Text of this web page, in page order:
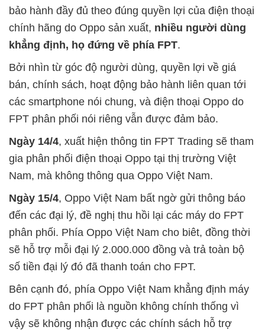
bảo hành đầy đủ theo đúng quyền lợi của điện thoại
chính hãng do Oppo sản xuất, nhiều người dùng
khẳng định, họ đứng về phía FPT.
Bởi nhìn từ góc độ người dùng, quyền lợi về giá
bán, chính sách, hoạt động bảo hành liên quan tới
các smartphone nói chung, và điện thoại Oppo do
FPT phân phối nói riêng vẫn được đảm bảo.
Ngày 14/4, xuất hiện thông tin FPT Trading sẽ tham
gia phân phối điện thoại Oppo tại thị trường Việt
Nam, mà không thông qua Oppo Việt Nam.
Ngày 15/4, Oppo Việt Nam bất ngờ gửi thông báo
đến các đại lý, đề nghị thu hồi lại các máy do FPT
phân phối. Phía Oppo Việt Nam cho biêt, đồng thời
sẽ hỗ trợ mỗi đại lý 2.000.000 đồng và trả toàn bộ
số tiền đại lý đó đã thanh toán cho FPT.
Bên cạnh đó, phía Oppo Việt Nam khẳng định máy
do FPT phân phối là nguồn không chính thống vì
vậy sẽ không nhận được các chính sách hỗ trợ